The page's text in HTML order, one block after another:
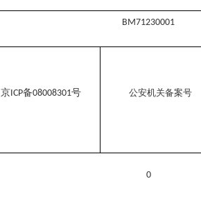
BM71230001
京ICP备08008301号 公安机关备案号
0